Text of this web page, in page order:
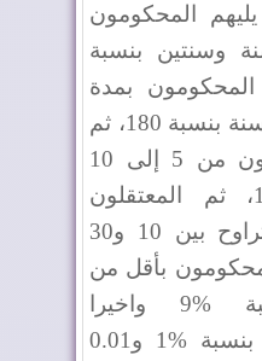
الأولى بنسبة %25 يليهم المحكومون
وسنتين بنسبة
المحكومون بمدة
تتراوح بين 6 أشهر وسنة بنسبة 180، ثم
المعتقلون المحكومون من 5 إلى 10
سنوات بنسبة 158، ثم المعتقلون
المحكومون بمدة تتراوح بين 10 و30
%11 والمحكومون بأقل من
ستة أشهر بنسبة %9 واخيرا
المحكومون بالمؤبد بنسبة %1 و0.01